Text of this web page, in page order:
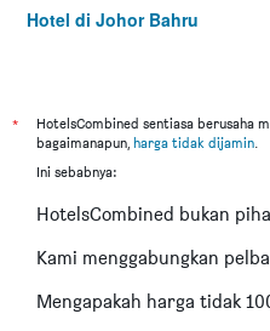
Hotel di Johor Bahru
Hotel di Kuching
Hotel di Tokyo
Hotel di Bangkok
Hotel di Putrajaya
Hotel di Shah Alam
*
HotelsCombined sentiasa berusaha
bagaimanapun, harga tidak dijamin.
Ini sebabnya:
HotelsCombined bukan
Kami menggabungkan
Mengapakah harga tidak